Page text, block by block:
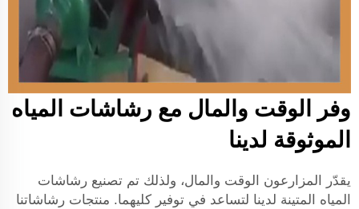
وفر الوقت والمال مع رشاشات المياه
الموثوقة لدينا
يقدّر المزارعون الوقت والمال، ولذلك تم تصنيع رشاشات
المياه المتينة لدينا لتساعد في توفير كليهما. منتجات رشاشاتنا